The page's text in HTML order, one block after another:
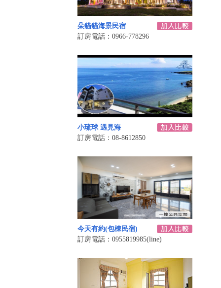
朵貓貓海景民宿
訂房電話：0966-778296
小琉球 遇見海
訂房電話：08-8612850
今天有約(包棟民宿)
訂房電話：0955819985(line)